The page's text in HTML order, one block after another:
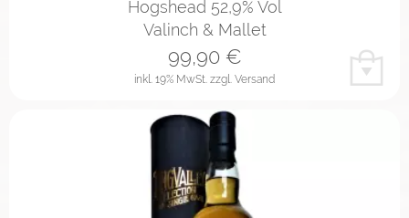
Hogshead 52,9% Vol
Valinch & Mallet
inkl. 19% MwSt. zzgl. Versand
99,90€